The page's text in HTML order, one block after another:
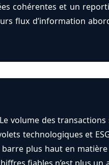
cohérentes et un
flux d’information
volume des
technologiques et
plus haut en